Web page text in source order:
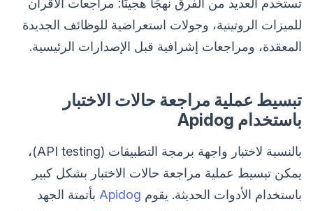
تستخدم العديد من الفرق نهجًا هجينًا: مراجعات الأقران
للميزات الروتينية، وجولات استعراضية للوظائف الجديدة
المعقدة، ومراجعات إشرافية قبل الإصدارات الرئيسية.
تبسيط عملية مراجعة حالات الاختبار
باستخدام Apidog
بالنسبة لاختبار واجهة برمجة التطبيقات (API testing)،
يمكن تبسيط عملية مراجعة حالات الاختبار بشكل كبير
باستخدام الأدوات الحديثة. يقوم Apidog بأتمتة الجهد